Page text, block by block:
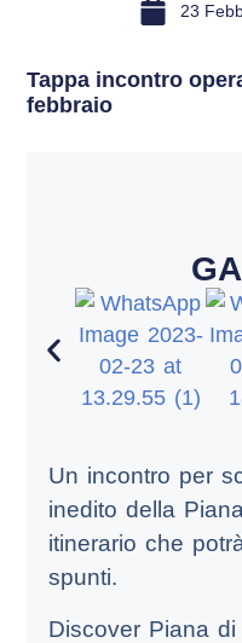
23
Tappa incontro
febbraio
Un incontro per
inedito della
itinerario che
spunti.
Discover Piana